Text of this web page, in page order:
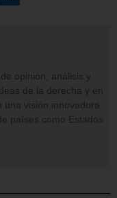
opinión, análisis y
de la derecha y en
una visión innovadora
países como Estados